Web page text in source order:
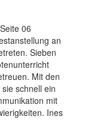
06
an
Sieben
Mit den
schnell ein
mit
Ines